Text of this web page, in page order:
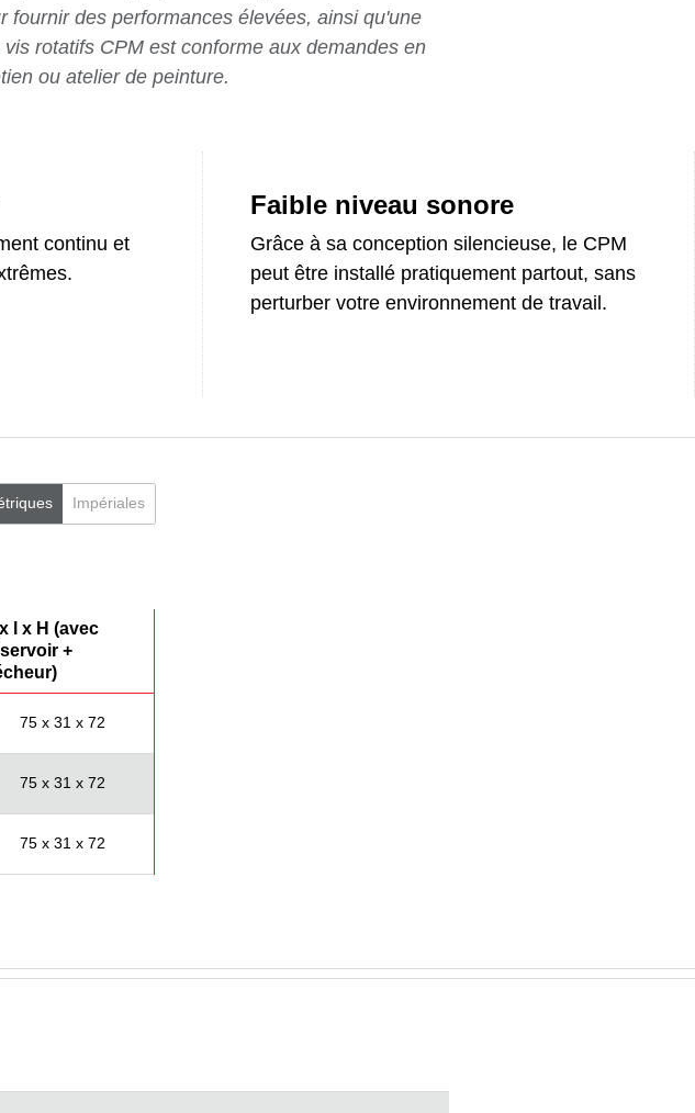
des performances élevées, ainsi qu'une
rotatifs CPM est conforme aux demandes en
ou atelier de peinture.
continu et
Faible niveau sonore
Grâce à sa conception silencieuse, le CPM
peut être installé pratiquement partout, sans
perturber votre environnement de travail.
Impériales
l x H (avec
+
75 x 31 x 72
75 x 31 x 72
75 x 31 x 72